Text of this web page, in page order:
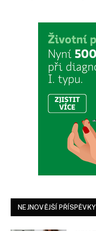
NEJNOVĚJŠÍ PŘÍSPĚVKY